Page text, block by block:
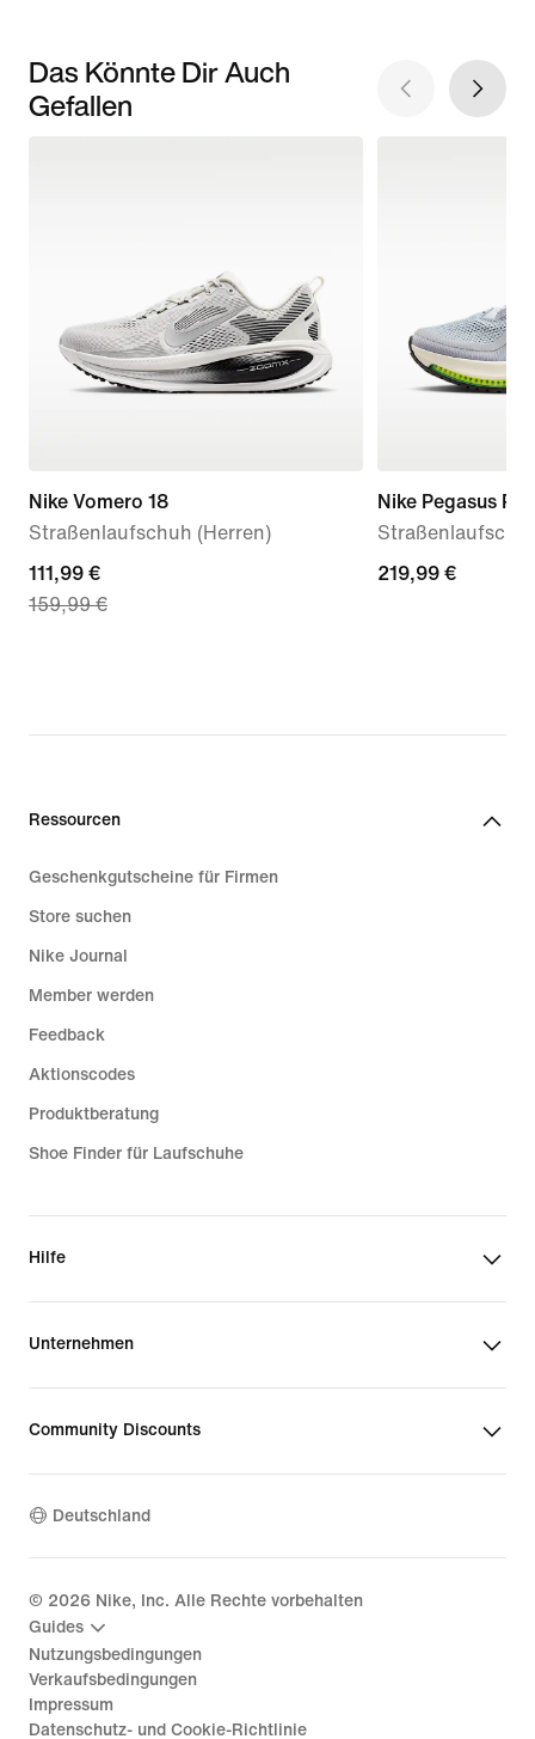
Das Könnte Dir Auch
Gefallen
Nike Vomero 18
Straßenlaufschuh (Herren)
current
price
159,99 €
111,99 €
159,99 €
Nike Pegasus
219,99 €
219,99 €
Ressourcen
Geschenkgutscheine für Firmen
Store suchen
Nike Journal
Member werden
Feedback
Aktionscodes
Produktberatung
Shoe Finder für Laufschuhe
Hilfe
Unternehmen
Community Discounts
Deutschland
© 2026 Nike, Inc. Alle Rechte vorbehalten
Guides
Nutzungsbedingungen
Verkaufsbedingungen
Impressum
Datenschutz- und Cookie-Richtlinie